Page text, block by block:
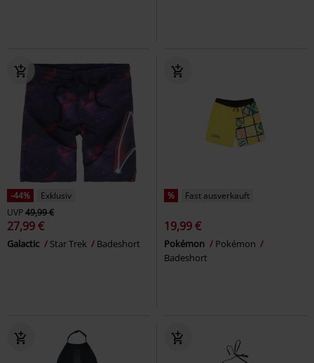
-44%
Exklusiv
UVP49,99 €
27,99 €
Galactic Star Trek Badeshort
% Fast ausverkauft
19,99 €
Pokémon
Pokémon
Badeshort